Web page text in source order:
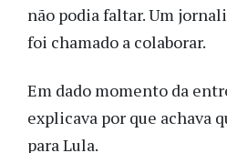
não podia faltar. Um
foi chamado a colaborar.
Em dado momento da
explicava por que achava
para Lula.